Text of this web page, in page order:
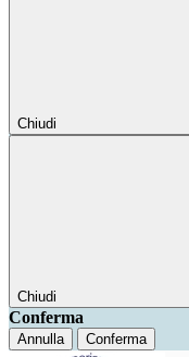
Chiudi
Chiudi
Conferma
Annulla Conferma